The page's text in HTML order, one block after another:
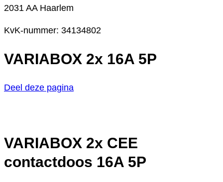
2031 AA Haarlem
KvK-nummer: 34134802
VARIABOX 2x 16A 5P
Deel deze pagina
VARIABOX 2x CEE
contactdoos 16A 5P